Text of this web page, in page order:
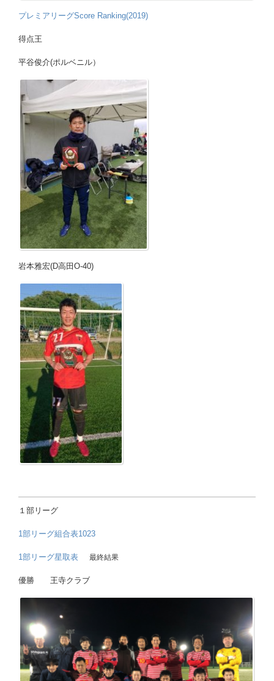
プレミアリーグScore Ranking(2019)
得点王
平谷俊介(ポルベニル）
岩本雅宏(D高田O-40)
１部リーグ
1部リーグ組合表1023
1部リーグ星取表 最終結果
優勝 王寺クラブ